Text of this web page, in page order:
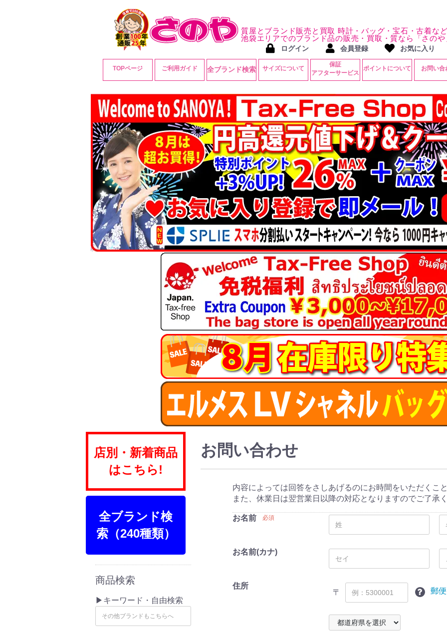
質屋とブランド販売と買取 時計・バッグ・宝石・古着な
池袋エリアでのブランド品の販売・買取・質なら「さの
ログイン 会員登録 お気に入り
TOPページ ご利用ガイド 全ブランド検索 サイズについて
保証
アフターサービス
ポイントについて お問い合
店別・新着商品
はこちら!
全ブランド検
索（240種類）
商品検索
▶キーワード・自由検索
お問い合わせ
内容によっては回答をさしあげるのにお時間をいただくこ
また、休業日は翌営業日以降の対応となりますのでご了承
お名前 必須
お名前(カナ)
住所
〒 郵